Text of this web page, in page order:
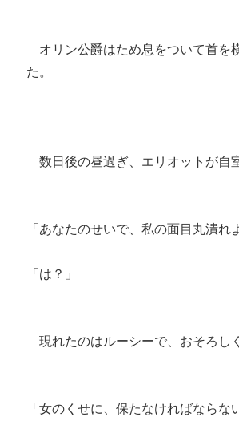
オリン公爵はため息をついて首を
た。
数日後の昼過ぎ、エリオットが自
「あなたのせいで、私の面目丸潰れ
「は？」
現れたのはルーシーで、おそろし
「女のくせに、保たなければならな